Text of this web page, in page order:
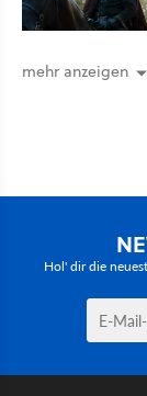
mehr anzeigen
Hol' dir die